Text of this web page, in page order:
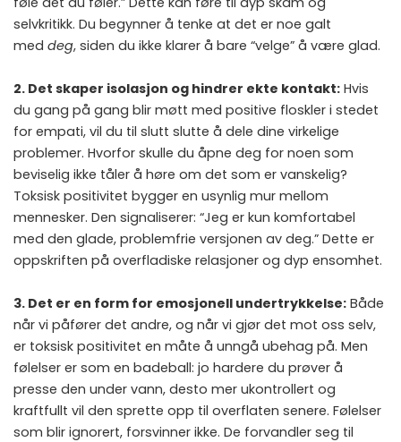
selvkritikk. Du begynner å tenke at det er noe galt
med deg, siden du ikke klarer å bare “velge” å være glad.
2. Det skaper isolasjon og hindrer ekte kontakt: Hvis
du gang på gang blir møtt med positive floskler i stedet
for empati, vil du til slutt slutte å dele dine virkelige
problemer. Hvorfor skulle du åpne deg for noen som
beviselig ikke tåler å høre om det som er vanskelig?
Toksisk positivitet bygger en usynlig mur mellom
mennesker. Den signaliserer: “Jeg er kun komfortabel
med den glade, problemfrie versjonen av deg.” Dette er
oppskriften på overfladiske relasjoner og dyp ensomhet.
3. Det er en form for emosjonell undertrykkelse: Både
når vi påfører det andre, og når vi gjør det mot oss selv,
er toksisk positivitet en måte å unngå ubehag på. Men
følelser er som en badeball: jo hardere du prøver å
presse den under vann, desto mer ukontrollert og
kraftfullt vil den sprette opp til overflaten senere. Følelser
som blir ignorert, forsvinner ikke. De forvandler seg til